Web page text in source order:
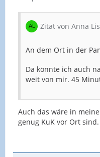
Zitat von Anna
An dem Ort in der
Da könnte ich auch
weit von mir. 45
Auch das wäre in
genug KuK vor Ort sind.